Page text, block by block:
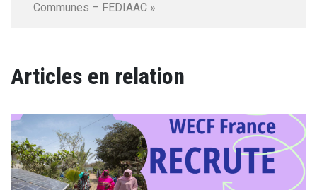
Communes – FEDIAAC »
Articles en relation